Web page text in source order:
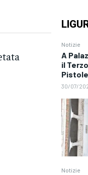
Notizie
A
il
30/07/
Notizie